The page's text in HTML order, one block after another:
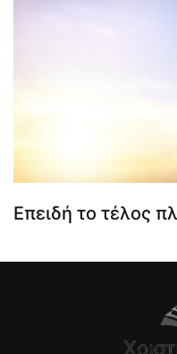
Επειδή το τέλος